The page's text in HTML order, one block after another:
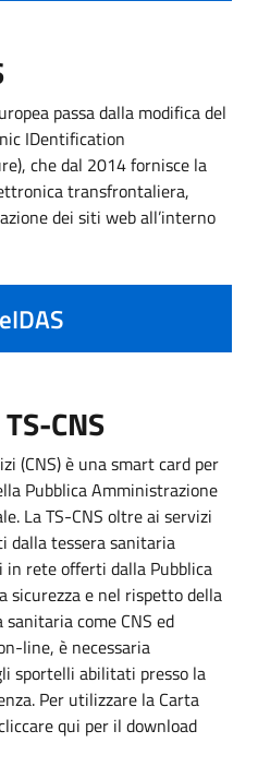
passa dalla modifica del
IDentification
che dal 2014 fornisce la
transfrontaliera,
dei siti web all’interno
CNS
(CNS) è una smart card per
Pubblica Amministrazione
La TS-CNS oltre ai servizi
dalla tessera sanitaria
in rete offerti dalla Pubblica
sicurezza e nel rispetto della
come CNS ed
line, è necessaria
sportelli abilitati presso la
Per utilizzare la Carta
qui per il download